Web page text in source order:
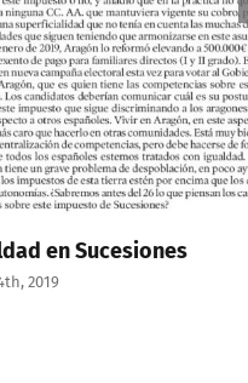
en Sucesiones
2019